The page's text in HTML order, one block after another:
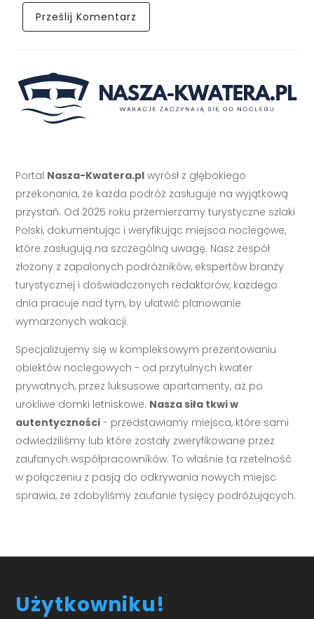
Portal Nasza-Kwatera.pl wyrósł z głębokiego
przekonania, że każda podróż zasługuje na wyjątkową
przystań. Od 2025 roku przemierzamy turystyczne szlaki
Polski, dokumentując i weryfikując miejsca noclegowe,
które zasługują na szczególną uwagę. Nasz zespół
złożony z zapalonych podróżników, ekspertów branży
turystycznej i doświadczonych redaktorów, każdego
dnia pracuje nad tym, by ułatwić planowanie
wymarzonych wakacji.
Specjalizujemy się w kompleksowym prezentowaniu
obiektów noclegowych - od przytulnych kwater
prywatnych, przez luksusowe apartamenty, aż po
urokliwe domki letniskowe. Nasza siła tkwi w
autentyczności - przedstawiamy miejsca, które sami
odwiedziliśmy lub które zostały zweryfikowane przez
zaufanych współpracowników. To właśnie ta rzetelność
w połączeniu z pasją do odkrywania nowych miejsc
sprawia, że zdobyliśmy zaufanie tysięcy podróżujących.
Użytkowniku!